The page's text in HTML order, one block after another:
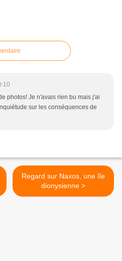
photos! Je n'avais rien bu mais j'ai
sur les conséquences de
Regard sur Naxos, une île
dionysienne >